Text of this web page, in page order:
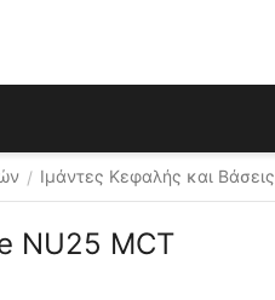
/ Ιμάντες Κεφαλής και Βάσεις
NU25 MCT